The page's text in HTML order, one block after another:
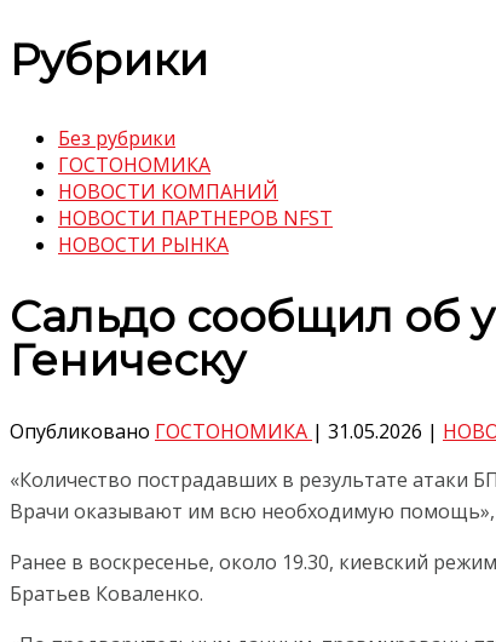
Рубрики
Без рубрики
ГОСТОНОМИКА
НОВОСТИ КОМПАНИЙ
НОВОСТИ ПАРТНЕРОВ NFST
НОВОСТИ РЫНКА
Сальдо сообщил об
Геническу
Опубликовано ГОСТОНОМИКА | 31.05.2026 |
«Количество пострадавших в результате атаки
Врачи оказывают им всю необходимую помощь»,
Ранее в воскресенье, около 19.30, киевский
Братьев Коваленко.